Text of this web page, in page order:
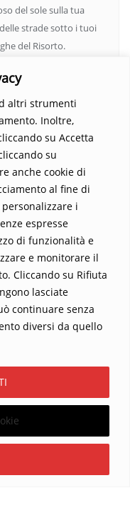
altri strumenti
Inoltre,
su Accetta
su
anche cookie di
al fine di
i
espresse
di funzionalità e
e monitorare il
Cliccando su Rifiuta
lasciate
continuare senza
diversi da quello
del sole sulla tua
strade sotto i tuoi
del Risorto.
un mondo in cui
un’esperienza
di immergerti in
e lascia che la
€, 25 €… il tuo contributo
All rights reserved.
byBizberg Themes